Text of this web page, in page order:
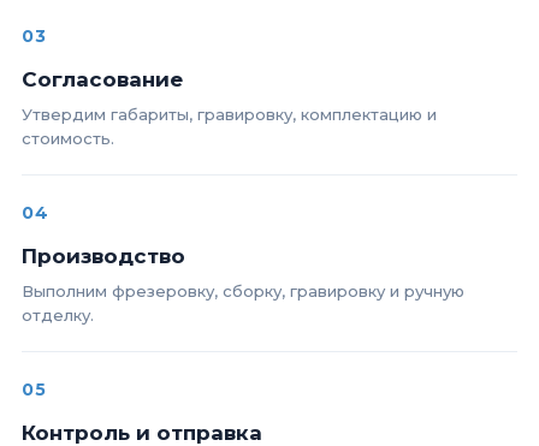
03
Согласование
Утвердим габариты, гравировку, комплектацию и
стоимость.
04
Производство
Выполним фрезеровку, сборку, гравировку и ручную
отделку.
05
Контроль и отправка